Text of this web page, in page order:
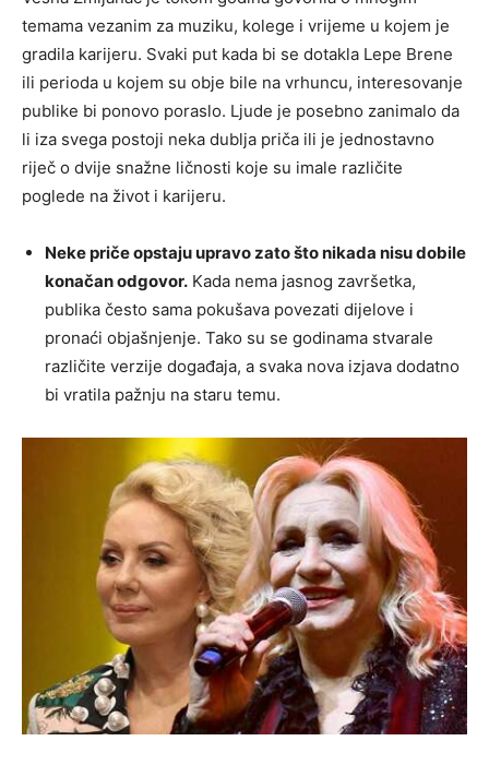
temama vezanim za muziku, kolege i vrijeme u kojem je
gradila karijeru. Svaki put kada bi se dotakla Lepe Brene
ili perioda u kojem su obje bile na vrhuncu, interesovanje
publike bi ponovo poraslo. Ljude je posebno zanimalo da
li iza svega postoji neka dublja priča ili je jednostavno
riječ o dvije snažne ličnosti koje su imale različite
poglede na život i karijeru.
Neke priče opstaju upravo zato što nikada nisu dobile
konačan odgovor. Kada nema jasnog završetka,
publika često sama pokušava povezati dijelove i
pronaći objašnjenje. Tako su se godinama stvarale
različite verzije događaja, a svaka nova izjava dodatno
bi vratila pažnju na staru temu.